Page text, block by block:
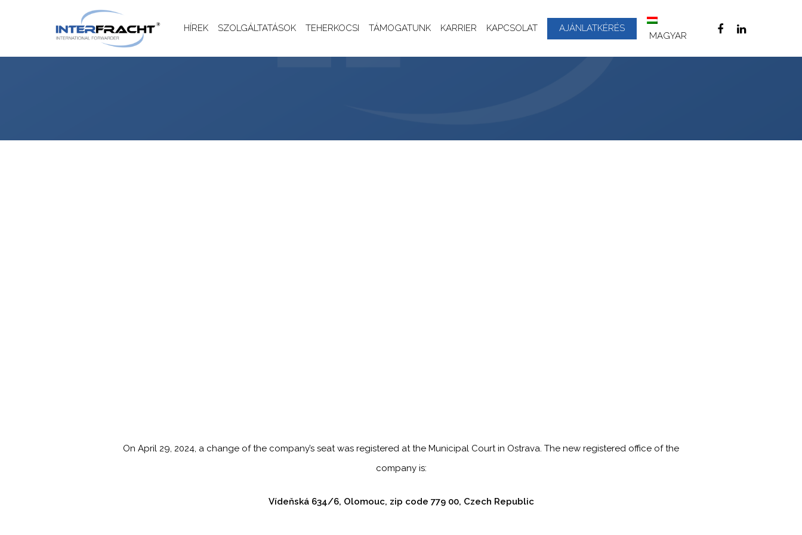
HÍREK SZOLGÁLTATÁSOK TEHERKOCSI TÁMOGATUNK KARRIER KAPCSOLAT AJÁNLATKÉRÉS
MAGYAR
On April 29, 2024, a change of the company’s seat was registered at the Municipal Court in Ostrava. The new registered office of the
company is:
Vídeňská 634/6, Olomouc, zip code 779 00, Czech Republic